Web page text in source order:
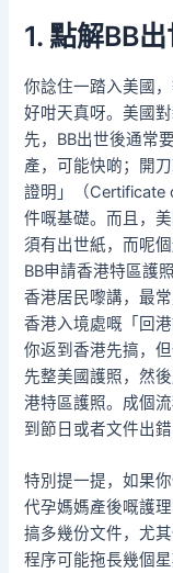
1. 點解BB
你諗住一踏入美國
好咁天真呀。美國
先，BB出世後通常
產，可能快啲；開
證明」（Certificate
件嘅基礎。而且，
須有出世紙，而呢
BB申請香港特區護
香港居民嚟講，最
香港入境處嘅「回
你返到香港先搞，
先整美國護照，然
港特區護照。成個
到節日或者文件出
特別提一提，如果
代孕媽媽產後嘅護
搞多幾份文件，尤
程序可能拖長幾個